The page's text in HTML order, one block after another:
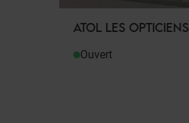
ATOL LES OPTICIENS
Ouvert